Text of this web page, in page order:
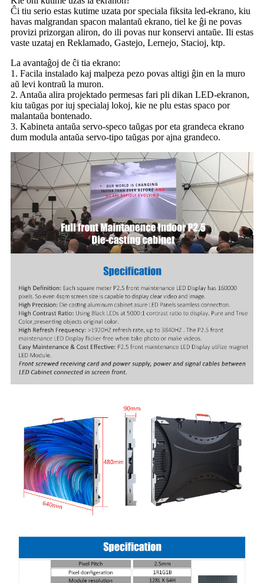
Ĉi tiu serio estas kutime uzata por speciala fiksita led-ekrano, kiu
havas malgrandan spacon malantaŭ ekrano, tiel ke ĝi ne povas
provizi prizorgan aliron, do ili povas nur konservi antaŭe. Ili estas
vaste uzataj en Reklamado, Gastejo, Lernejo, Stacioj, ktp.
La avantaĝoj de ĉi tia ekrano:
1. Facila instalado kaj malpeza pezo povas altigi ĝin en la muro
aŭ levi kontraŭ la muron.
2. Antaŭa alira projektado permesas fari pli dikan LED-ekranon,
kiu taŭgas por iuj specialaj lokoj, kie ne plu estas spaco por
malantaŭa bontenado.
3. Kabineta antaŭa servo-speco taŭgas por eta grandeca ekrano
dum modula antaŭa servo-tipo taŭgas por ajna grandeco.